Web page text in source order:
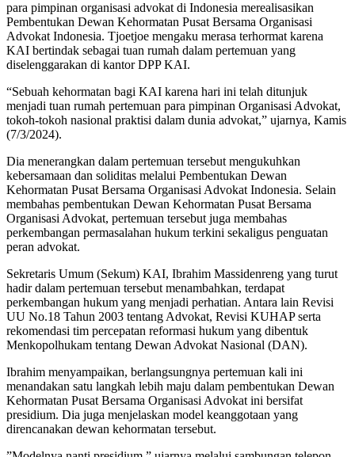
para pimpinan organisasi advokat di Indonesia merealisasikan
Pembentukan Dewan Kehormatan Pusat Bersama Organisasi
Advokat Indonesia. Tjoetjoe mengaku merasa terhormat karena
KAI bertindak sebagai tuan rumah dalam pertemuan yang
diselenggarakan di kantor DPP KAI.
“Sebuah kehormatan bagi KAI karena hari ini telah ditunjuk
menjadi tuan rumah pertemuan para pimpinan Organisasi Advokat,
tokoh-tokoh nasional praktisi dalam dunia advokat,” ujarnya, Kamis
(7/3/2024).
Dia menerangkan dalam pertemuan tersebut mengukuhkan
kebersamaan dan soliditas melalui Pembentukan Dewan
Kehormatan Pusat Bersama Organisasi Advokat Indonesia. Selain
membahas pembentukan Dewan Kehormatan Pusat Bersama
Organisasi Advokat, pertemuan tersebut juga membahas
perkembangan permasalahan hukum terkini sekaligus penguatan
peran advokat.
Sekretaris Umum (Sekum) KAI, Ibrahim Massidenreng yang turut
hadir dalam pertemuan tersebut menambahkan, terdapat
perkembangan hukum yang menjadi perhatian. Antara lain Revisi
UU No.18 Tahun 2003 tentang Advokat, Revisi KUHAP serta
rekomendasi tim percepatan reformasi hukum yang dibentuk
Menkopolhukam tentang Dewan Advokat Nasional (DAN).
Ibrahim menyampaikan, berlangsungnya pertemuan kali ini
menandakan satu langkah lebih maju dalam pembentukan Dewan
Kehormatan Pusat Bersama Organisasi Advokat ini bersifat
presidium. Dia juga menjelaskan model keanggotaan yang
direncanakan dewan kehormatan tersebut.